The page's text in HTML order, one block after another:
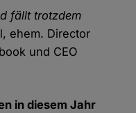
fällt trotzdem
ehem. Director
und CEO
in diesem Jahr